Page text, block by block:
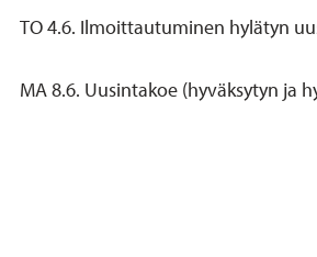
TO 4.6. Ilmoittautuminen hylätyn
MA 8.6. Uusintakoe (hyväksytyn ja